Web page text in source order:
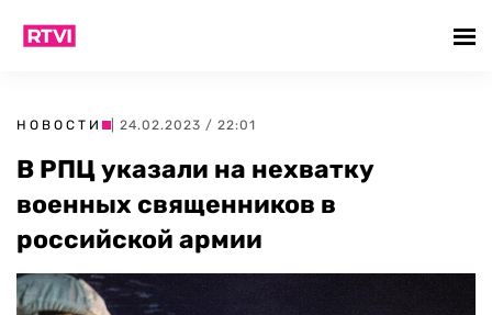
НОВОСТИ | 24.02.2023 / 22:01
В РПЦ указали на нехватку
военных священников в
российской армии